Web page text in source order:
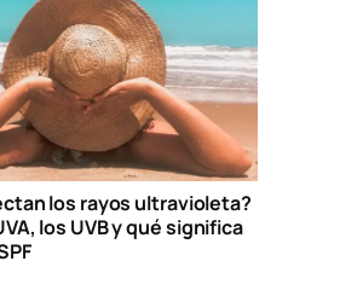
los rayos ultravioleta?
los UVB y qué significa